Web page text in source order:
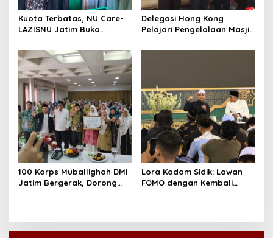
Kuota Terbatas, NU Care-
LAZISNU Jatim Buka
Delegasi Hong Kong
Pelajari Pengelolaan Masjid
100 Korps Muballighah DMI
Jatim Bergerak, Dorong
Lora Kadam Sidik: Lawan
FOMO dengan Kembali